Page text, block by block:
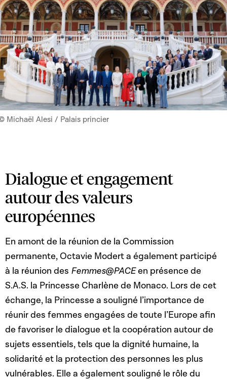
Michaël Alesi / Palais princier
Dialogue et engagement
autour des valeurs
européennes
En amont de la réunion de la Commission
permanente, Octavie Modert a également participé
à la réunion des Femmes@PACEen présence de
S.A.S. la Princesse Charlène de Monaco. Lors de cet
échange, la Princesse a souligné l’importance de
réunir des femmes engagées de toute l’Europe afin
de favoriser le dialogue et la coopération autour de
sujets essentiels, tels que la dignité humaine, la
solidarité et la protection des personnes les plus
vulnérables. Elle a également souligné le rôle du